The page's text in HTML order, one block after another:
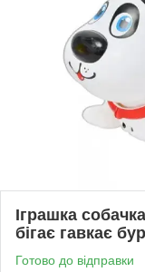
Іграшка
бігає гавкає
Готово до відправки